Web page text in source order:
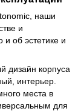
наши
и
и об эстетике и
дизайн корпуса
интерьер.
места в
для